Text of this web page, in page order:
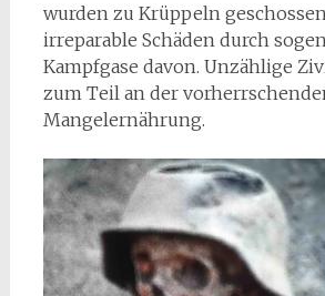
wurden zu Krüppeln
irreparable Schäden durch
Kampfgase davon. Unzählige
zum Teil an der
Mangelernährung.